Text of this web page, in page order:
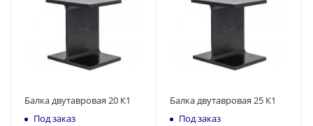
Балка двутавровая 20 К1
Под заказ
Балка двутавровая 25 К1
Под заказ